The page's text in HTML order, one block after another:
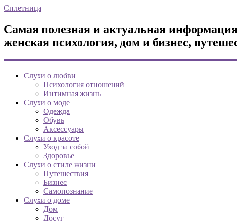
Сплетница
Самая полезная и актуальная
женская психология, дом и бизнес,
Слухи о любви
Психология отношений
Интимная жизнь
Слухи о моде
Одежда
Обувь
Аксессуары
Слухи о красоте
Уход за собой
Здоровье
Слухи о стиле жизни
Путешествия
Бизнес
Самопознание
Слухи о доме
Дом
Досуг